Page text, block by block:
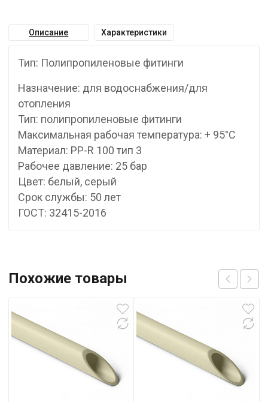
Описание Характеристики
Тип: Полипропиленовые фитинги
Назначение: для водоснабжения/для
отопления
Тип: полипропиленовые фитинги
Максимальная рабочая температура: + 95°С
Материал: PP-R 100 тип 3
Рабочее давление: 25 бар
Цвет: белый, серый
Срок службы: 50 лет
ГОСТ: 32415-2016
Похожие товары